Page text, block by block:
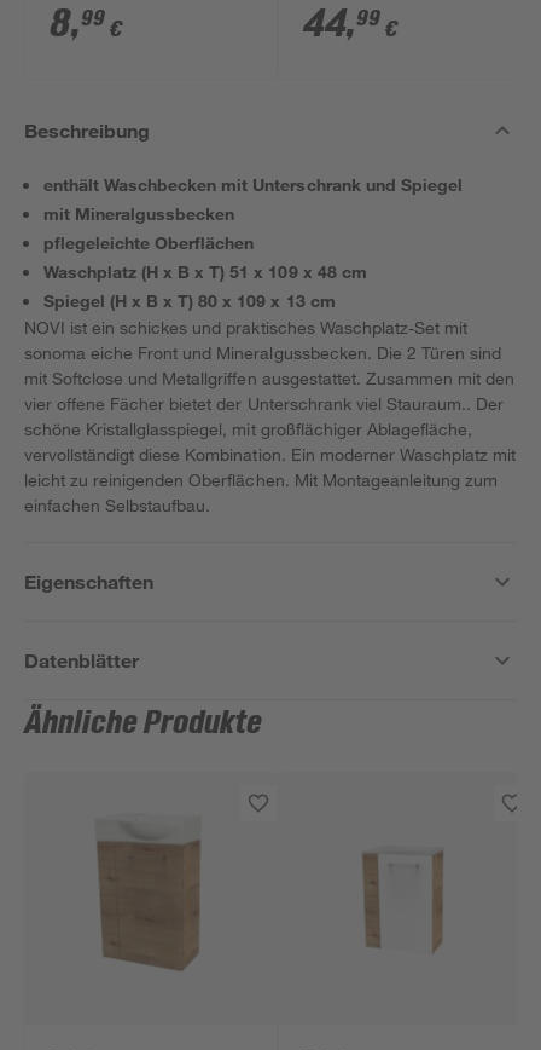
mm
8,99 € 44,99 €
Beschreibung
enthält Waschbecken mit Unterschrank und Spiegel
mit Mineralgussbecken
pflegeleichte Oberflächen
Waschplatz (H x B x T) 51 x 109 x 48 cm
Spiegel (H x B x T) 80 x 109 x 13 cm
NOVI ist ein schickes und praktisches Waschplatz-Set mit
sonoma eiche Front und Mineralgussbecken. Die 2 Türen sind
mit Softclose und Metallgriffen ausgestattet. Zusammen mit den
vier offene Fächer bietet der Unterschrank viel Stauraum.. Der
schöne Kristallglasspiegel, mit großflächiger Ablagefläche,
vervollständigt diese Kombination. Ein moderner Waschplatz mit
leicht zu reinigenden Oberflächen. Mit Montageanleitung zum
einfachen Selbstaufbau.
Eigenschaften
Datenblätter
Ähnliche Produkte